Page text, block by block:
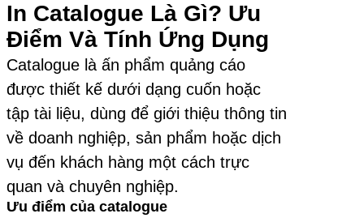
In Catalogue Là Gì? Ưu
Điểm Và Tính Ứng Dụng
Catalogue là ấn phẩm quảng cáo
được thiết kế dưới dạng cuốn hoặc
tập tài liệu, dùng để giới thiệu thông tin
về doanh nghiệp, sản phẩm hoặc dịch
vụ đến khách hàng một cách trực
quan và chuyên nghiệp.
Ưu điểm của catalogue